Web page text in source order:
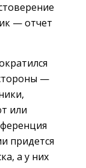
— отчет
—
или
придется
а у них